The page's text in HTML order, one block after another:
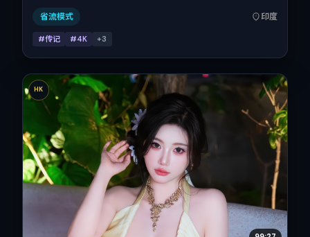
日 2025-01-22），全片128分钟，节奏张弛有度。
省流模式 印度
#传记 #4K +3
HK